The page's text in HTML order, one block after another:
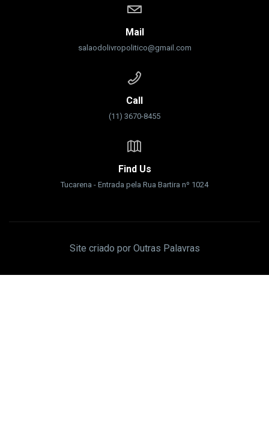
Mail
salaodolivropolitico@gmail.com
Call
(11) 3670-8455
Find Us
Tucarena - Entrada pela Rua Bartira nº 1024
Site criado por Outras Palavras